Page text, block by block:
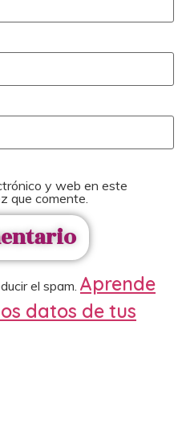
y web en este
que comente.
el spam. Aprende
datos de tus